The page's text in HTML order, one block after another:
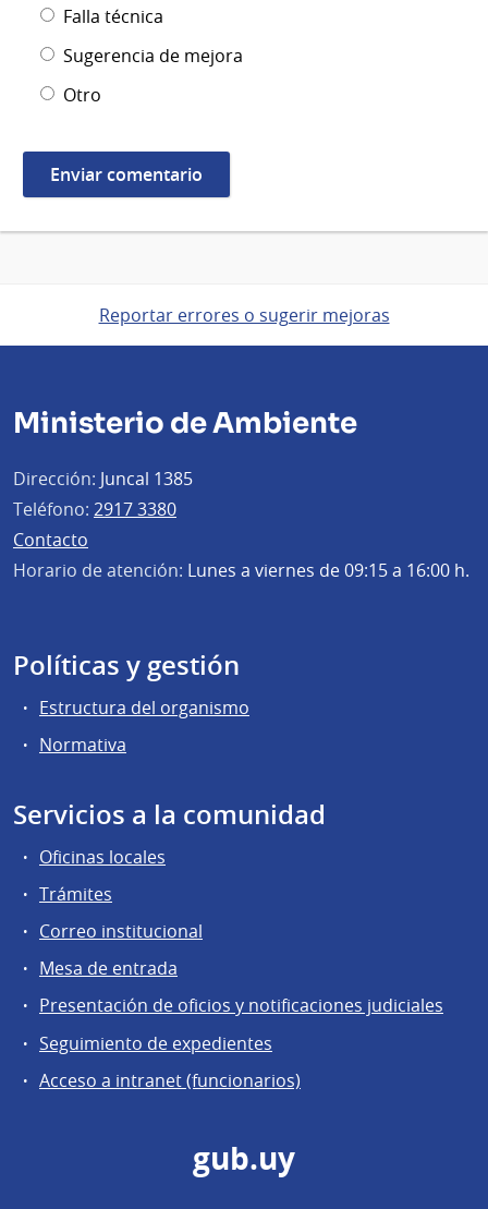
Falla técnica
Sugerencia de mejora
Otro
Reportar errores o sugerir mejoras
Ministerio de Ambiente
Dirección: Juncal 1385
Teléfono: 2917 3380
Contacto
Horario de atención: Lunes a viernes de 09:15 a 16:00 h.
Políticas y gestión
Estructura del organismo
Normativa
Servicios a la comunidad
Oficinas locales
Trámites
Correo institucional
Mesa de entrada
Presentación de oficios y notificaciones judiciales
Seguimiento de expedientes
Acceso a intranet (funcionarios)
gub.uy